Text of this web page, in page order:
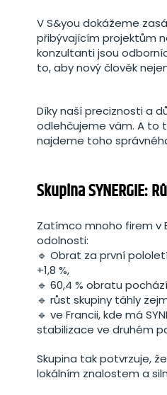
V S&you dokážeme
přibývajícím projektům
konzultanti jsou
to, aby nový člověk
Díky naší preciznosti a
odlehčujeme vám. A to
najdeme toho
Skupina SYNERGIE:
Zatímco mnoho firem v
odolnosti:
🔹 Obrat za první
+1,8 %,
🔹 60,4 % obratu
🔹 růst skupiny táhly
🔹 ve Francii, kde má
stabilizace ve druhém
Skupina tak potvrzuje,
lokálním znalostem a